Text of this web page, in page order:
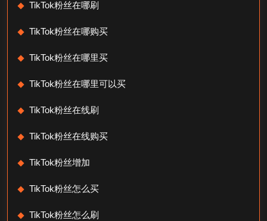
TikTok粉丝在哪刷
TikTok粉丝在哪购买
TikTok粉丝在哪里买
TikTok粉丝在哪里可以买
TikTok粉丝在线刷
TikTok粉丝在线购买
TikTok粉丝增加
TikTok粉丝怎么买
TikTok粉丝怎么刷